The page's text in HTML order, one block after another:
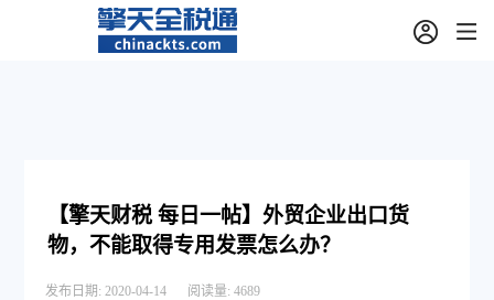
【擎天财税 每日一帖】外贸企业出口货
物，不能取得专用发票怎么办？
发布日期: 2020-04-14 阅读量: 4689